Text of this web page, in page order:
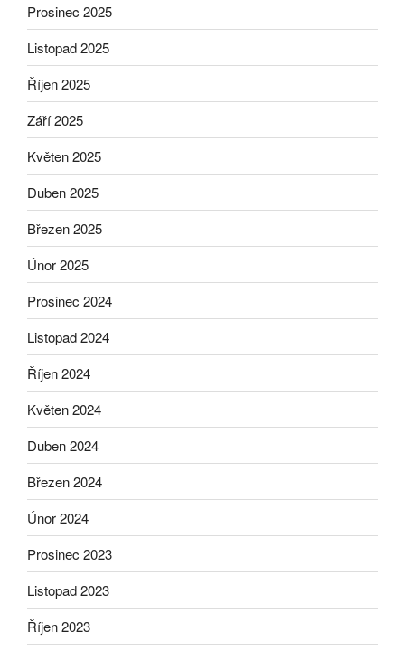
Prosinec 2025
Listopad 2025
Říjen 2025
Září 2025
Květen 2025
Duben 2025
Březen 2025
Únor 2025
Prosinec 2024
Listopad 2024
Říjen 2024
Květen 2024
Duben 2024
Březen 2024
Únor 2024
Prosinec 2023
Listopad 2023
Říjen 2023